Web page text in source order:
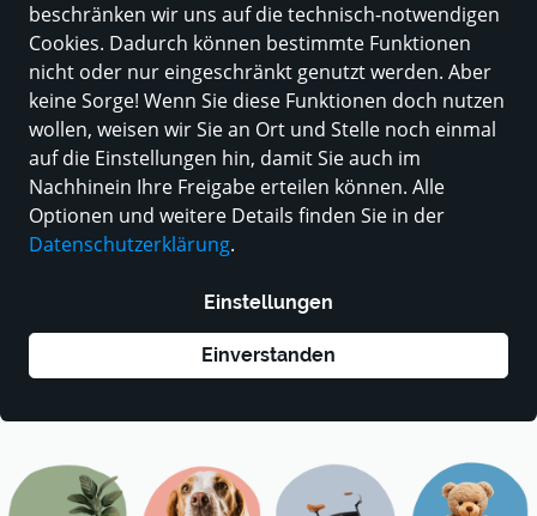
beschränken wir uns auf die technisch-notwendigen
Cookies. Dadurch können bestimmte Funktionen
nicht oder nur eingeschränkt genutzt werden. Aber
keine Sorge! Wenn Sie diese Funktionen doch nutzen
wollen, weisen wir Sie an Ort und Stelle noch einmal
auf die Einstellungen hin, damit Sie auch im
Nachhinein Ihre Freigabe erteilen können. Alle
Optionen und weitere Details finden Sie in der
Datenschutzerklärung.
Einstellungen
Einverstanden
Lokale Produkte
Jetzt einfach entdecken und bestellen
Zu den Produkten
Entdecke unsere Produktwelten